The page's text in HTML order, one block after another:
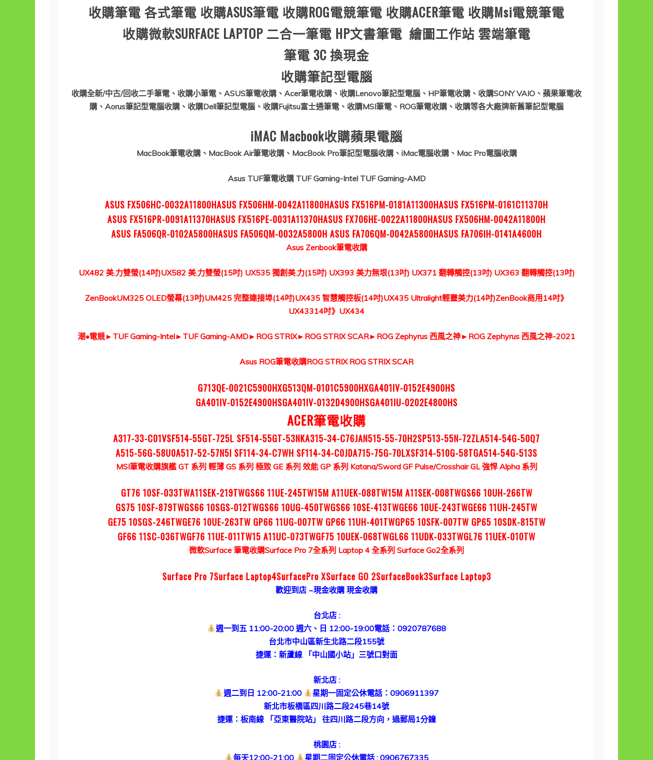
收購筆電 各式筆電 收購ASUS筆電 收購ROG電競筆電 收購ACER筆電 收購Msi電競筆電
收購微軟SURFACE LAPTOP 二合一筆電 HP文書筆電 繪圖工作站 雲端筆電
筆電 3C 換現金
收購筆記型電腦
收購全新/中古/回收二手筆電、收購小筆電、ASUS筆電收購、Acer筆電收購、收購Lenovo筆記型電腦、HP筆電收購、收購SONY VAIO、蘋果筆電收
購、Aorus筆記型電腦收購、收購Dell筆記型電腦、收購Fujitsu富士通筆電、收購MSI筆電、ROG筆電收購、收購等各大廠牌新舊筆記型電腦
iMAC Macbook收購蘋果電腦
MacBook筆電收購、MacBook Air筆電收購、MacBook Pro筆記型電腦收購、iMac電腦收購、Mac Pro電腦收購
Asus TUF筆電收購 TUF Gaming-Intel TUF Gaming-AMD
ASUS FX506HC-0032A11800HASUS FX506HM-0042A11800HASUS FX516PM-0181A11300HASUS FX516PM-0161C11370H
ASUS FX516PR-0091A11370HASUS FX516PE-0031A11370HASUS FX706HE-0022A11800HASUS FX506HM-0042A11800H
ASUS FA506QR-0102A5800HASUS FA506QM-0032A5800H ASUS FA706QM-0042A5800HASUS FA706IH-0141A4600H
AsusZenbook筆電收購
UX482 美.力雙螢(14吋)UX582 美.力雙螢(15吋) UX535 獨創美.力(15吋) UX393 美力無垠(13吋) UX371 翻轉觸控(13吋) UX363 翻轉觸控(13吋)
ZenBookUM325 OLED螢幕(13吋)UM425 完整連接埠(14吋)UX435 智慧觸控板(14吋)UX435 Ultralight輕靈美力(14吋)ZenBook商用 14吋》
UX43314吋》UX434
潮•電競►TUF Gaming-Intel► TUF Gaming-AMD► ROG STRIX► ROG STRIX SCAR► ROG Zephyrus 西風之神► ROG Zephyrus 西風之神-2021
Asus ROG筆電收購ROG STRIXROG STRIX SCAR
G713QE-0021C5900HXG513QM-0101C5900HXGA401IV-0152E4900HS
GA401IV-0152E4900HSGA401IV-0132D4900HSGA401IU-0202E4800HS
ACER筆電收購
A317-33-C01VSF514-55GT-725L SF514-55GT-53NKA315-34-C76JAN515-55-70H2SP513-55N-72ZLA514-54G-50Q7
A515-56G-58U0A517-52-57N5l SF114-34-C7WH SF114-34-C0JDA715-75G-70LXSF314-510G-58TGA514-54G-513S
MSI筆電收購旗艦 GT 系列 輕薄 GS 系列 極致 GE 系列 效能 GP 系列 Katana/Sword GF Pulse/Crosshair GL 強悍 Alpha 系列
GT76 10SF-033TWA11SEK-219TWGS66 11UE-245TW15M A11UEK-088TW15M A11SEK-008TWGS66 10UH-266TW
GS75 10SF-879TWGS66 10SGS-012TWGS66 10UG-450TWGS66 10SE-413TWGE66 10UE-243TWGE66 11UH-245TW
GE75 10SGS-246TWGE76 10UE-263TW GP66 11UG-007TW GP66 11UH-401TWGP65 10SFK-007TW GP65 10SDK-815TW
GF66 11SC-036TWGF76 11UE-011TW15 A11UC-073TWGF75 10UEK-068TWGL66 11UDK-033TWGL76 11UEK-010TW
微軟Surface 筆電收購Surface Pro 7全系列 Laptop 4 全系列 Surface Go2全系列
Surface Pro 7Surface Laptop4SurfacePro XSurface GO 2SurfaceBook3Surface Laptop3
歡迎到店 ~現金收購 現金收購
台北店 :
週一到五 11:00-20:00 週六、日 12:00-19:00電話：0920787688
台北市中山區新生北路二段155號
捷運：新蘆線 「中山國小站」三號口對面
新北店 :
週二到日 12:00-21:00
星期一固定公休電話：0906911397
新北市板橋區四川路二段245巷14號
捷運：板南線 「亞東醫院站」 往四川路二段方向，過郵局1分鐘
桃園店 :
每天12:00-21:00
星期二固定公休電話 : 0906767335